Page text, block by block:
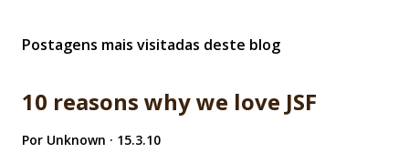
Postagens mais visitadas deste blog
10 reasons why we love JSF
Por Unknown 15.3.10